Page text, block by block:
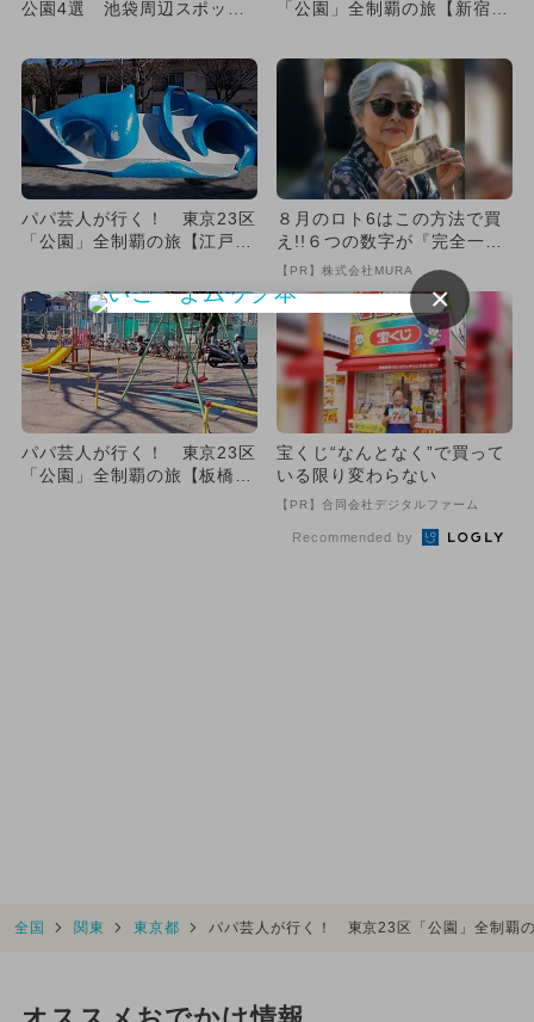
公園4選 池袋周辺スポット
「公園」全制覇の旅【新宿区
パパ芸人が行く！ 東京23区
「公園」全制覇の旅【江戸川
８月のロト6はこの方法で買
え!!６つの数字が『完全一
致』する方法
【PR】株式会社MURA
パパ芸人が行く！ 東京23区
「公園」全制覇の旅【板橋区
宝くじ“なんとなく”で買って
いる限り変わらない
【PR】合同会社デジタルファーム
Recommended by
全国 関東 東京都 パパ芸人が行く！ 東京23区「公園」全制覇
×